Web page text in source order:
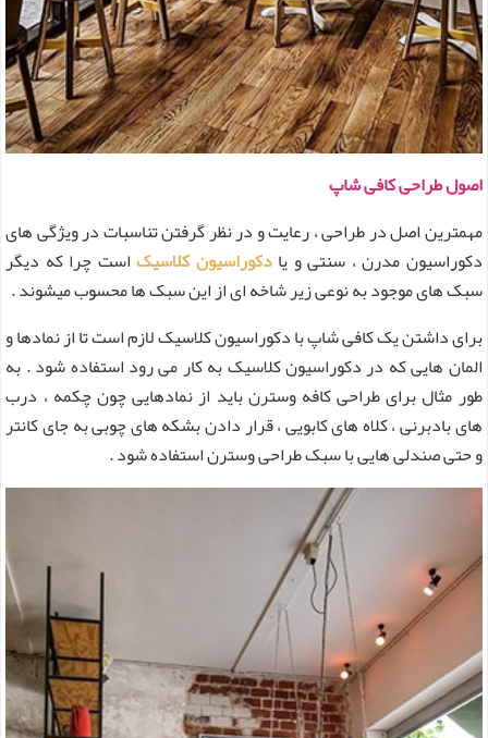
اصول طراحی کافی شاپ
مهمترین اصل در طراحی ، رعایت و در نظر گرفتن تناسبات در ویژگی های
دکوراسیون مدرن ، سنتی و یادکوراسیون کلاسیکاست چرا که دیگر
سبک های موجود به نوعی زیر شاخه ای از این سبک ها محسوب میشوند .
برای داشتن یک کافی شاپ با دکوراسیون کلاسیک لازم است تا از نمادها و
المان هایی که در دکوراسیون کلاسیک به کار می رود استفاده شود . به
طور مثال برای طراحی کافه وسترن باید از نمادهایی چون چکمه ، درب
های بادبرنی ، کلاه های کابویی ، قرار دادن بشکه های چوبی به جای کانتر
و حتی صندلی هایی با سبک طراحی وسترن استفاده شود .